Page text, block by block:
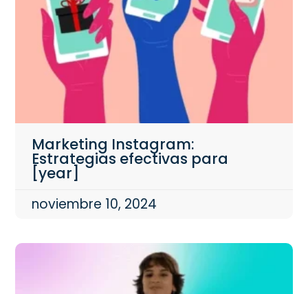
Marketing Instagram:
Estrategias efectivas para
[year]
noviembre 10, 2024